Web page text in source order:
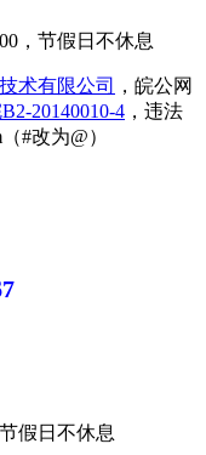
，节假日不休息
术有限公司
，皖公网
20140010-4 ，违法
#改为@）
假日不休息